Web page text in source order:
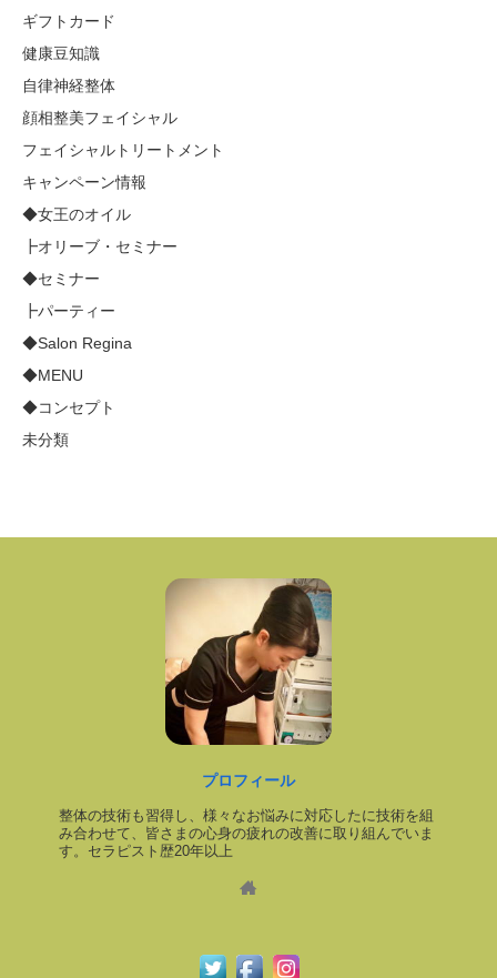
ギフトカード
健康豆知識
自律神経整体
顔相整美フェイシャル
フェイシャルトリートメント
キャンペーン情報
◆女王のオイル
┣オリーブ・セミナー
◆セミナー
┣パーティー
◆Salon Regina
◆MENU
◆コンセプト
未分類
プロフィール
整体の技術も習得し、様々なお悩みに対応したに技術を組
み合わせて、皆さまの心身の疲れの改善に取り組んでいま
す。セラピスト歴20年以上